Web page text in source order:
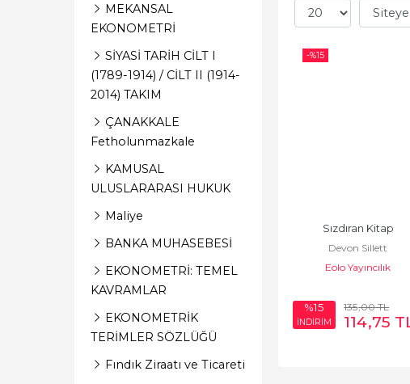
MEKANSAL
EKONOMETRİ
SİYASİ TARİH CİLT I
(1789-1914) / CİLT II (1914-
2014) TAKIM
ÇANAKKALE
Fetholunmazkale
KAMUSAL
ULUSLARARASI HUKUK
Maliye
BANKA MUHASEBESİ
EKONOMETRİ: TEMEL
KAVRAMLAR
EKONOMETRİK
TERİMLER SÖZLÜĞÜ
Fındık Ziraatı ve Ticareti
-%15
Sızdıran Kitap
Devon Sillett
Eolo Yayıncılık
%15
İNDİRİM
135,00TL
114,75